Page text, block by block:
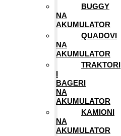
BUGGY
NA
AKUMULATOR
QUADOVI
NA
AKUMULATOR
TRAKTORI
I
BAGERI
NA
AKUMULATOR
KAMIONI
NA
AKUMULATOR